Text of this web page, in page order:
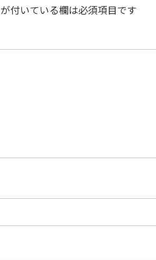
が付いている欄は必須項目です